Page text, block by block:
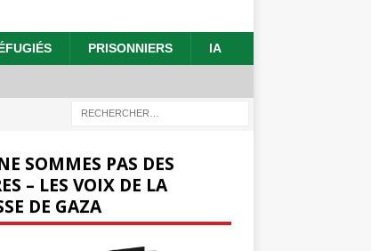
PRISONNIERS IA
SOMMES PAS DES
– LES VOIX DE LA
DE GAZA